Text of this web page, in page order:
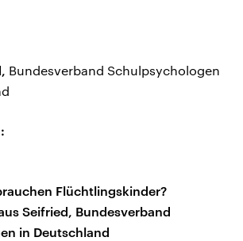
Bundesverband Schulpsychologen
Flüchtlingskinder?
Seifried, Bundesverband
in Deutschland